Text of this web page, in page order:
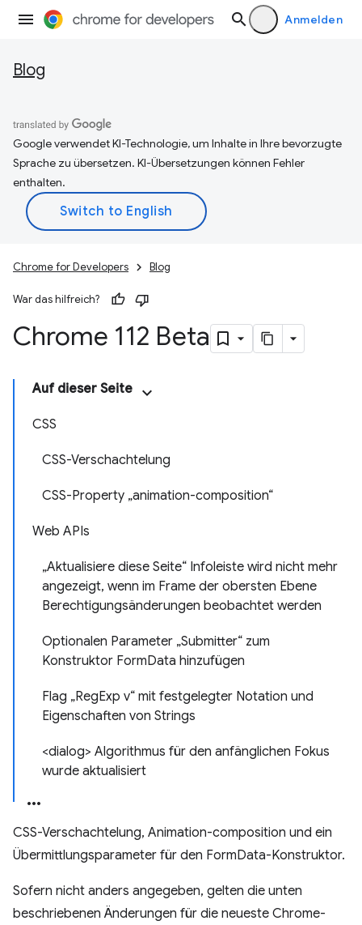
Anmelden
Blog
Google verwendet KI-Technologie, um Inhalte in Ihre bevorzugte
Sprache zu übersetzen. KI-Übersetzungen können Fehler
enthalten.
Chrome for Developers Blog
War das hilfreich?
Chrome 112 Beta
Auf dieser Seite
CSS
CSS-Verschachtelung
CSS-Property „animation-composition“
Web APIs
„Aktualisiere diese Seite“ Infoleiste wird nicht mehr
angezeigt, wenn im Frame der obersten Ebene
Berechtigungsänderungen beobachtet werden
Optionalen Parameter „Submitter“ zum
Konstruktor FormData hinzufügen
Flag „RegExp v“ mit festgelegter Notation und
Eigenschaften von Strings
<dialog> Algorithmus für den anfänglichen Fokus
wurde aktualisiert
CSS-Verschachtelung, Animation-composition und ein
Übermittlungsparameter für den FormData-Konstruktor.
Sofern nicht anders angegeben, gelten die unten
beschriebenen Änderungen für die neueste Chrome-